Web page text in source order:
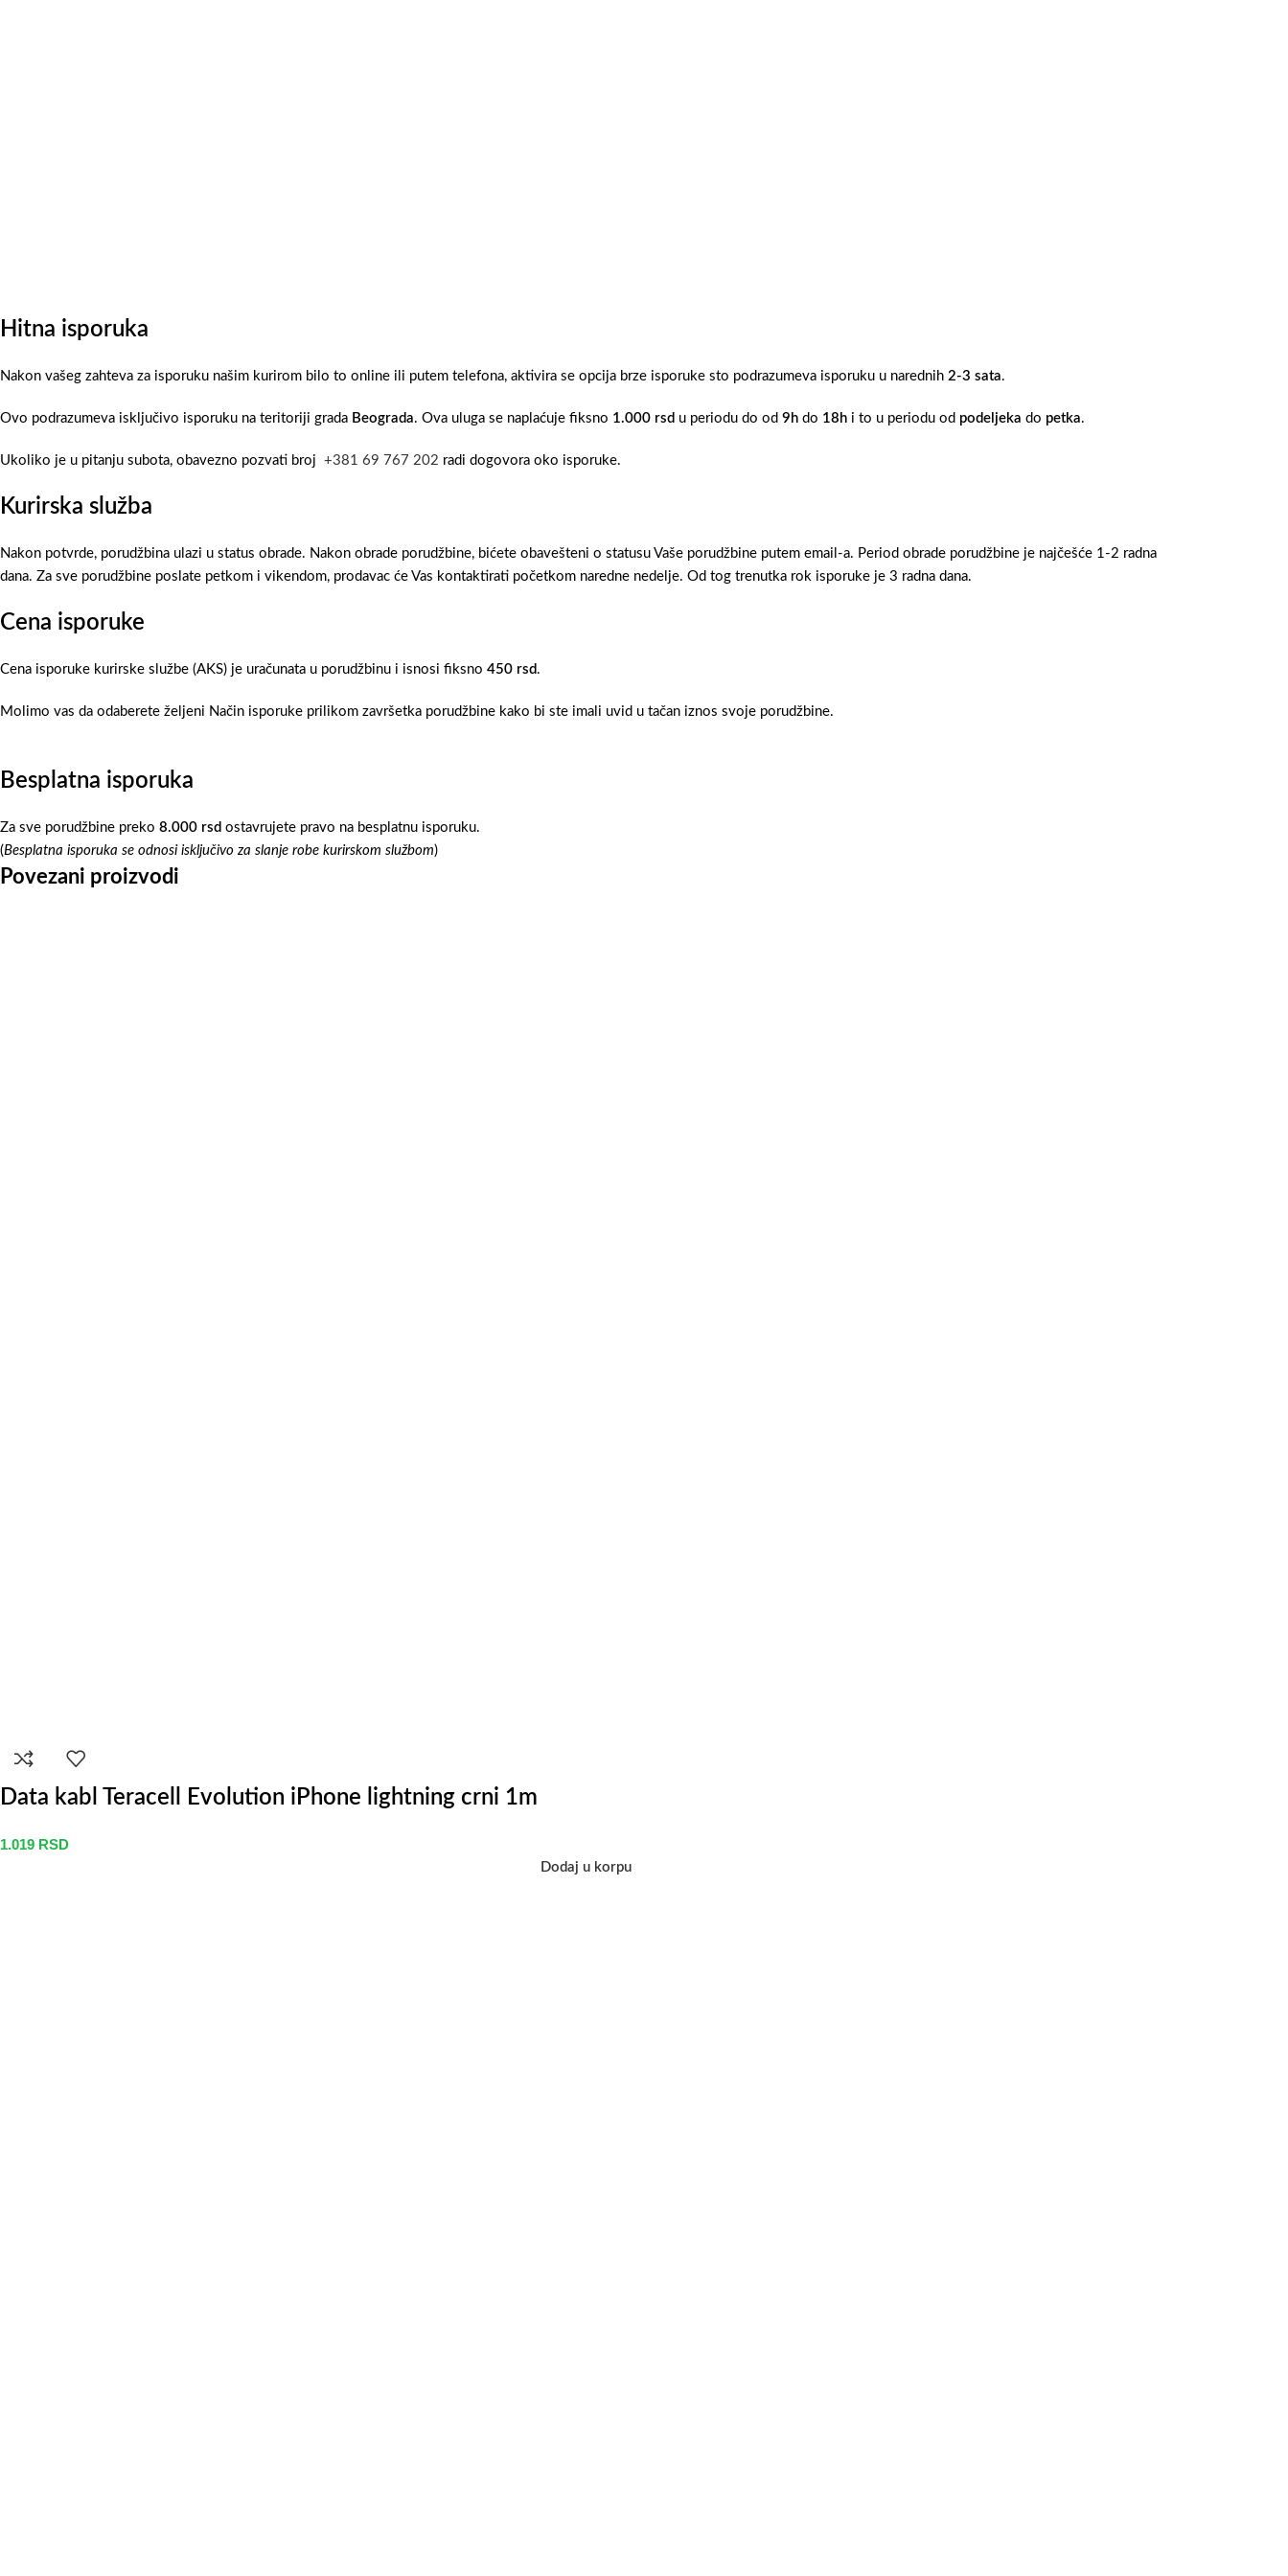
Hitna isporuka
Nakon vašeg zahteva za isporuku našim kurirom bilo to online ili putem telefona, aktivira se opcija brze isporuke sto podrazumeva isporuku u narednih 2-3 sata.
Ovo podrazumeva isključivo isporuku na teritoriji grada Beograda. Ova uluga se naplaćuje fiksno 1.000 rsd u periodu do od 9h do 18h i to u periodu od podeljeka do petka.
Ukoliko je u pitanju subota, obavezno pozvati broj +381 69 767 202 radi dogovora oko isporuke.
Kurirska služba
Nakon potvrde, porudžbina ulazi u status obrade. Nakon obrade porudžbine, bićete obavešteni o statusu Vaše porudžbine putem email-a. Period obrade porudžbine je najčešće 1-2 radna
dana. Za sve porudžbine poslate petkom i vikendom, prodavac će Vas kontaktirati početkom naredne nedelje. Od tog trenutka rok isporuke je 3 radna dana.
Cena isporuke
Cena isporuke kurirske službe (AKS) je uračunata u porudžbinu i isnosi fiksno 450 rsd.
Molimo vas da odaberete željeni Način isporuke prilikom završetka porudžbine kako bi ste imali uvid u tačan iznos svoje porudžbine.
Besplatna isporuka
Za sve porudžbine preko 8.000 rsd ostavrujete pravo na besplatnu isporuku.
(Besplatna isporuka se odnosi isključivo za slanje robe kurirskom službom)
Povezani proizvodi
Data kabl Teracell Evolution iPhone lightning crni 1m
1.019 RSD
Dodaj u korpu